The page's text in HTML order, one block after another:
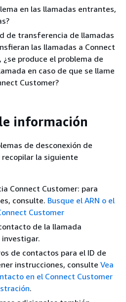
en las llamadas entrantes,
de transferencia de llamadas
las llamadas a Connect
¿se produce el problema de
en caso de que se llame
Customer?
información
de desconexión de
la siguiente
Connect Customer: para
consulte. Busque el ARN o el
Customer
de la llamada
de contactos para el ID de
instrucciones, consulte Vea
en el Connect Customer
.